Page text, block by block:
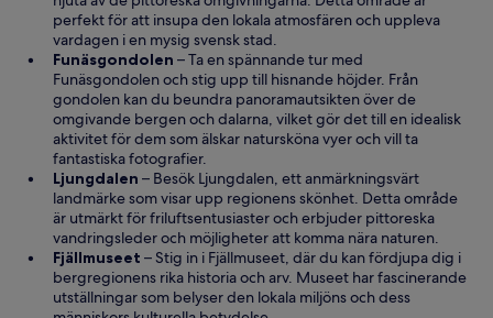
n
a
s
i
e
t
t
n
y
t
t
f
ö
n
s
perfekt för att insupa den lokala atmosfären och uppleva
vardagen i en mysig svensk stad.
Funäsgondolen Ö
p
p
n
a
s
i
e
t
t
n
y
t
– Ta en spännande tur med
Funäsgondolen och stig upp till hisnande höjder. Från
gondolen kan du beundra panoramautsikten över de
omgivande bergen och dalarna, vilket gör det till en idealisk
aktivitet för dem som älskar natursköna vyer och vill ta
fantastiska fotografier.
Ljungdalen Ö
p
p
n
a
s
i
– Besök Ljungdalen, ett anmärkningsvärt
landmärke som visar upp regionens skönhet. Detta område
är utmärkt för friluftsentusiaster och erbjuder pittoreska
vandringsleder och möjligheter att komma nära naturen.
Fjällmuseet Ö
p
p
– Stig in i Fjällmuseet, där du kan fördjupa dig i
bergregionens rika historia och arv. Museet har fascinerande
utställningar som belyser den lokala miljöns och dess